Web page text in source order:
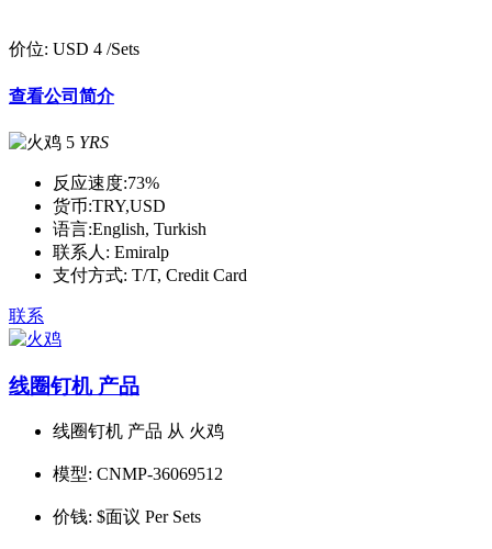
价位: USD 4 /Sets
查看公司简介
5 YRS
反应速度:73%
货币:TRY,USD
语言:English, Turkish
联系人: Emiralp
支付方式: T/T, Credit Card
联系
线圈钉机 产品
线圈钉机 产品 从 火鸡
模型: CNMP-36069512
价钱: $面议 Per Sets